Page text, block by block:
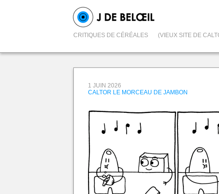
CRITIQUES DE CÉRÉALES (VIEUX SITE DE
1 JUIN 2026
CALTOR LE MORCEAU DE JAMBON